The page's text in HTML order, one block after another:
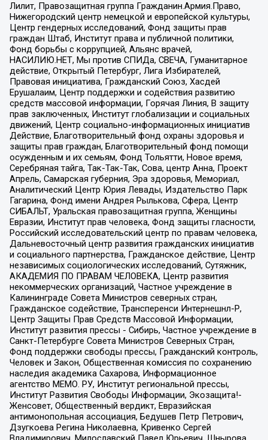
Лилит, Правозащитная группа Гражданин.Армия.Право,
Нижегородский центр немецкой и европейской культуры,
Центр гендерных исследований, Фонд защиты прав
граждан Штаб, Институт права и публичной политики,
Фонд борьбы с коррупцией, Альянс врачей,
НАСИЛИЮ.НЕТ, Мы против СПИДа, СВЕЧА, Гуманитарное
действие, Открытый Петербург, Лига Избирателей,
Правовая инициатива, Гражданский Союз, Хасдей
Ерушалаим, Центр поддержки и содействия развитию
средств массовой информации, Горячая Линия, В защиту
прав заключенных, Институт глобализации и социальных
движений, Центр социально-информационных инициатив
Действие, Благотворительный фонд охраны здоровья и
защиты прав граждан, Благотворительный фонд помощи
осужденным и их семьям, Фонд Тольятти, Новое время,
Серебряная тайга, Так-Так-Так, Сова, центр Анна, Проект
Апрель, Самарская губерния, Эра здоровья, Мемориал,
Аналитический Центр Юрия Левады, Издательство Парк
Гагарина, Фонд имени Андрея Рылькова, Сфера, Центр
СИБАЛЬТ, Уральская правозащитная группа, Женщины
Евразии, Институт прав человека, Фонд защиты гласности,
Российский исследовательский центр по правам человека,
Дальневосточный центр развития гражданских инициатив
и социального партнерства, Гражданское действие, Центр
независимых социологических исследований, Сутяжник,
АКАДЕМИЯ ПО ПРАВАМ ЧЕЛОВЕКА, Центр развития
некоммерческих организаций, Частное учреждение в
Калининграде Совета Министров северных стран,
Гражданское содействие, Трансперенси Интернешнл-Р,
Центр Защиты Прав Средств Массовой Информации,
Институт развития прессы - Сибирь, Частное учреждение в
Санкт-Петербурге Совета Министров Северных Стран,
Фонд поддержки свободы прессы, Гражданский контроль,
Человек и Закон, Общественная комиссия по сохранению
наследия академика Сахарова, Информационное
агентство МЕМО. РУ, Институт региональной прессы,
Институт Развития Свободы Информации, Экозащита!-
Женсовет, Общественный вердикт, Евразийская
антимонопольная ассоциация, Бедушев Петр Петрович,
Дзугкоева Регина Николаевна, Кривенко Сергей